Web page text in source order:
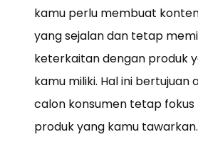
kamu perlu membuat
yang sejalan dan tetap
keterkaitan dengan produk
kamu miliki. Hal ini bertujuan
calon konsumen tetap fokus
produk yang kamu tawarkan.